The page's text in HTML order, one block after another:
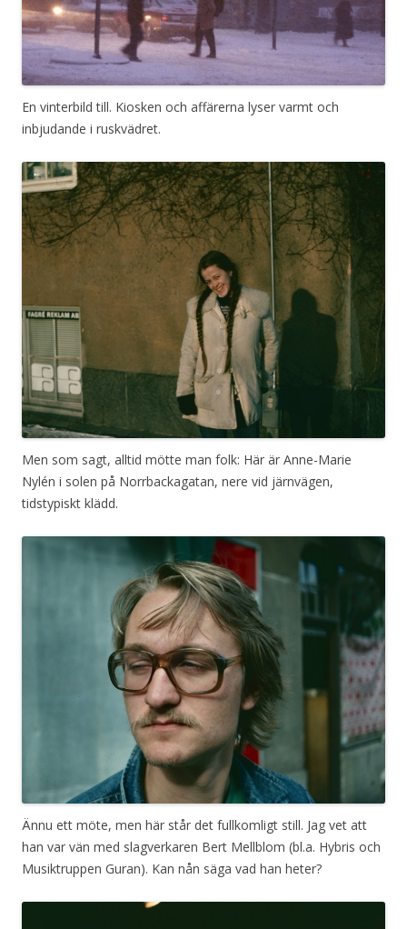
En vinterbild till. Kiosken och affärerna lyser varmt och
inbjudande i ruskvädret.
Men som sagt, alltid mötte man folk: Här är Anne-Marie
Nylén i solen på Norrbackagatan, nere vid järnvägen,
tidstypiskt klädd.
Ännu ett möte, men här står det fullkomligt still. Jag vet att
han var vän med slagverkaren Bert Mellblom (bl.a. Hybris och
Musiktruppen Guran). Kan nån säga vad han heter?